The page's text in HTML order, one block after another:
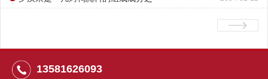
13581626093